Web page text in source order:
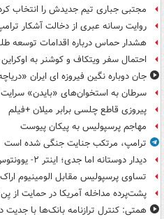
مجتبی جباری تیم جدیدش را انتخاب
روایت رسانه عبری از دخالت آشکار
هشدار حماس درباره اقدامات توسعه
احتمال سفر ویتکاف و کوشنر به
جان دوباره نگین فیروزه ای ایران
سرطان به استخوان‌های «بایدن»
پیروزی قاطع چلسی برابر میلان +فیلم
مهاجم پرسپولیس به پیکان پیوست
ترامپ، مرتکب جنایت جنگی شده است
دیدار دوستانه اما جدی؛ اینتر ۲- یوونتوس ۱ +فیلم
تساوی پرسپولیس مقابل الومینیوم اراک
پشت‌پرده مداخله آمریکا در حمایت از
همتی: کنترل ترازنامه بانک‌ها با جدیت